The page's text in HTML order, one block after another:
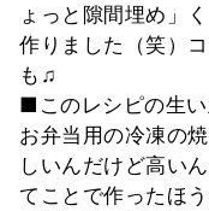
ょっと隙間埋め」
作りました（笑）
も♫
■このレシピの生い
お弁当用の冷凍の
しいんだけど高い
てことで作ったほ